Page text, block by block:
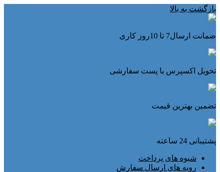
بازگشت به بالا
ضمانت ارسال7 تا 10روز کاری
تحویل اکسپرس با پست سفارشی
تضمین بهترین قیمت
پشتیبانی 24 ساعته
شیوه های پرداخت
رویه های ارسال سفارش